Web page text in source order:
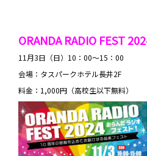
ORANDA RADIO FEST
11月3日（日）10：00～15：00
会場：タスパークホテル長井2F
料金：1,000円（高校生以下無料）